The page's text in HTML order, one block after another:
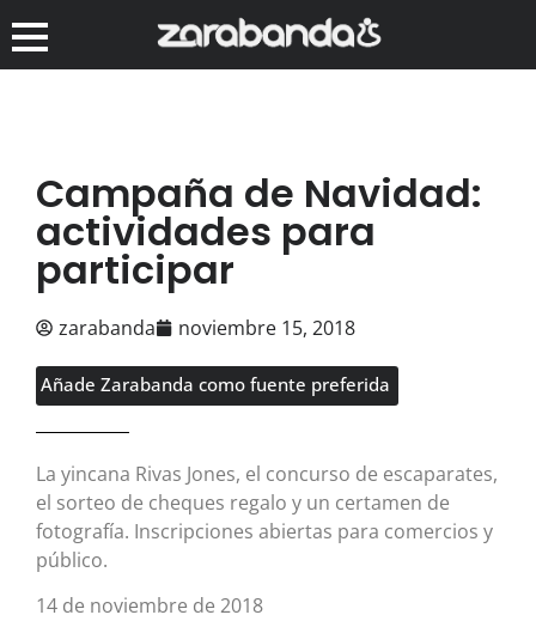
Campaña de Navidad:
actividades para
participar
zarabanda noviembre 15, 2018
Añade Zarabanda como fuente preferida
La yincana Rivas Jones, el concurso de escaparates,
el sorteo de cheques regalo y un certamen de
fotografía. Inscripciones abiertas para comercios y
público.
14 de noviembre de 2018